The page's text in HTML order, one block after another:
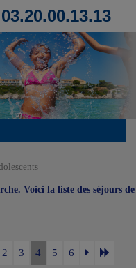
03.20.00.13.13
Voici la liste des séjours de
2 3 4 5 6